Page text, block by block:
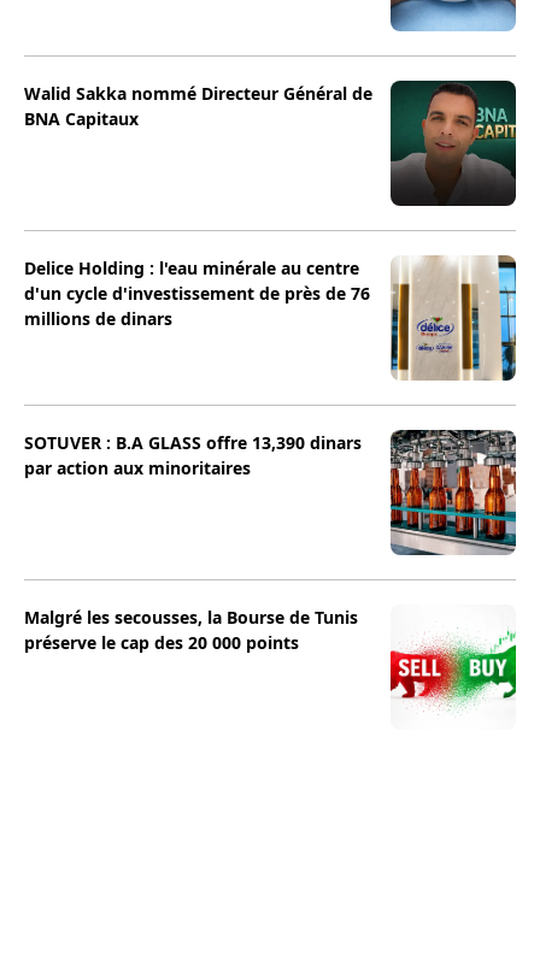
Walid Sakka nommé Directeur Général de
BNA Capitaux
Delice Holding : l'eau minérale au centre
d'un cycle d'investissement de près de 76
millions de dinars
SOTUVER : B.A GLASS offre 13,390 dinars
par action aux minoritaires
Malgré les secousses, la Bourse de Tunis
préserve le cap des 20 000 points